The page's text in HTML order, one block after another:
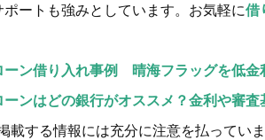
ートも強みとしています。お気軽に借
ーン借り入れ事例 晴海フラッグを低金
ンはどの銀行がオススメ？金利や審査
載する情報には充分に注意を払ってい